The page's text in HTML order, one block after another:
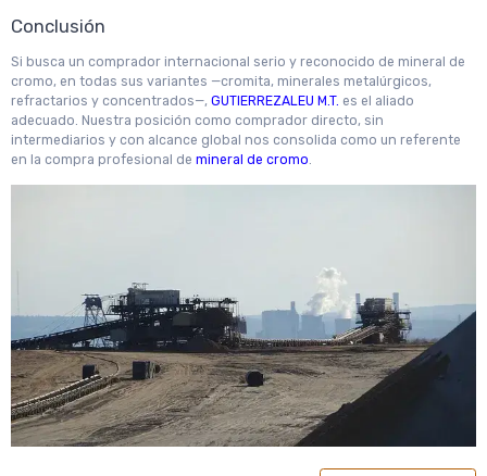
Conclusión
Si busca un comprador internacional serio y reconocido de mineral de
cromo, en todas sus variantes —cromita, minerales metalúrgicos,
refractarios y concentrados—, GUTIERREZALEU M.T. es el aliado
adecuado. Nuestra posición como comprador directo, sin
intermediarios y con alcance global nos consolida como un referente
en la compra profesional de mineral de cromo.